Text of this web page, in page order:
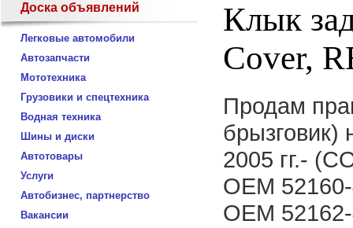
Доска объявлений
Легковые автомобили
Автозапчасти
Мототехника
Грузовики и спецтехника
Водная техника
Шины и диски
Автотовары
Услуги
Автобизнес, партнерство
Вакансии
Клык
Cover,
Продам
брызговик)
2005 гг.-
OEM
OEM